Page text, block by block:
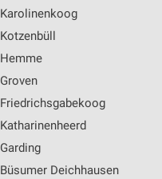
Karolinenkoog
Kotzenbüll
Hemme
Groven
Friedrichsgabekoog
Katharinenheerd
Garding
Büsumer Deichhausen